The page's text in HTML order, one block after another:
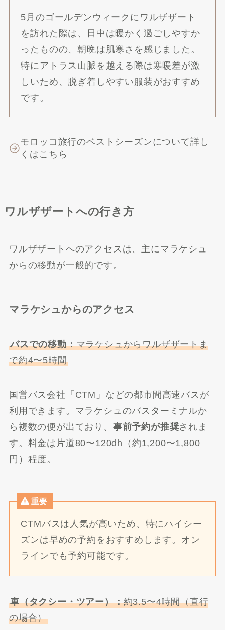
5月のゴールデンウィークにワルザザート
を訪れた際は、日中は暖かく過ごしやすか
ったものの、朝晩は肌寒さを感じました。
特にアトラス山脈を越える際は寒暖差が激
しいため、脱ぎ着しやすい服装がおすすめ
です。
モロッコ旅行のベストシーズンについて詳し
くはこちら
ワルザザートへの行き方
ワルザザートへのアクセスは、主にマラケシュ
からの移動が一般的です。
マラケシュからのアクセス
バスでの移動：マラケシュからワルザザートま
で約4〜5時間
国営バス会社「CTM」などの都市間高速バスが
利用できます。マラケシュのバスターミナルか
ら複数の便が出ており、 事前予約が推奨されま
す。料金は片道80〜120dh（約1,200〜1,800
円）程度。
重要
CTMバスは人気が高いため、特にハイシー
ズンは早めの予約をおすすめします。オン
ラインでも予約可能です。
車（タクシー・ツアー）：約3.5〜4時間（直行
の場合）